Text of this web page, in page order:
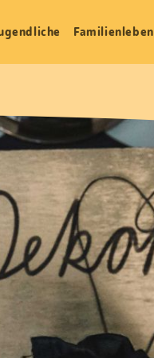
Familien­leben